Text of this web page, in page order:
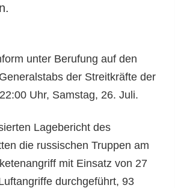
unter Berufung auf den
der Streitkräfte der
Uhr, Samstag, 26. Juli.
Lagebericht des
die russischen Truppen am
mit Einsatz von 27
durchgeführt, 93